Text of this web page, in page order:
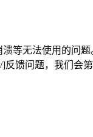
等无法使用的问题
]反馈问题，我们会